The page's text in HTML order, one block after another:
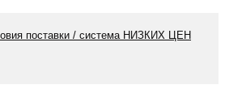
поставки / система НИЗКИХ ЦЕН